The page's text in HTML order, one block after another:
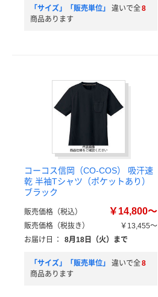
「サイズ」「販売単位」 違いで全8
商品あります
コーコス信岡（CO-COS） 吸汗速
乾 半袖Tシャツ（ポケットあり）
ブラック
販売価格（税込） ￥14,800～
販売価格（税抜き）
￥13,455～
お届け日
： 8月18日（火）まで
「サイズ」「販売単位」 違いで全8
商品あります